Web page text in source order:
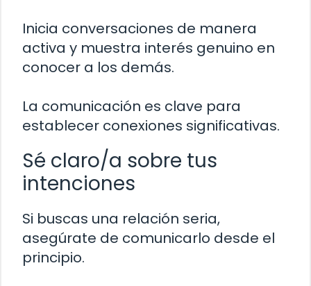
Inicia conversaciones de manera
activa y muestra interés genuino en
conocer a los demás.
La comunicación es clave para
establecer conexiones significativas.
Sé claro/a sobre tus
intenciones
Si buscas una relación seria,
asegúrate de comunicarlo desde el
principio.